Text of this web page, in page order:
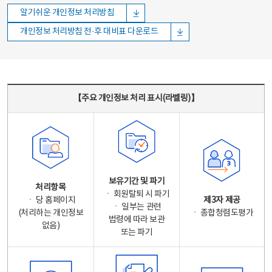
알기쉬운 개인정보 처리방침
개인정보 처리방침 전·후 대비표 다운로드
【주요 개인정보 처리 표시(라벨링)】
처리항목
ㆍ 당 홈페이지
(처리하는 개인정보
없음)
보유기간 및 파기
ㆍ 회원탈퇴 시 파기
ㆍ 일부는 관련
법령에 따라 보관
또는 파기
제3자 제공
ㆍ 종합청렴도평가